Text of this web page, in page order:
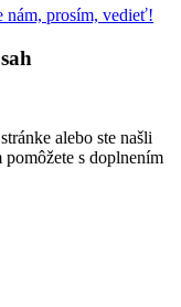
nám, prosím, vedieť!
alebo ste našli
s doplnením